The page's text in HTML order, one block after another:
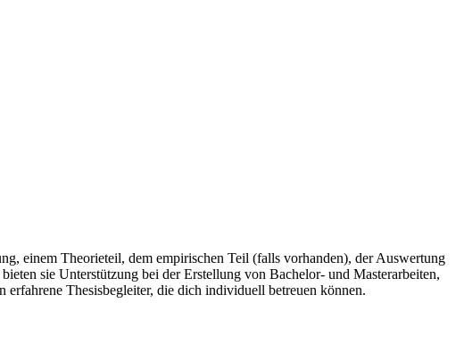
einem Theorieteil, dem empirischen Teil (falls vorhanden), der Auswertung
sie Unterstützung bei der Erstellung von Bachelor- und Masterarbeiten,
Thesisbegleiter, die dich individuell betreuen können.